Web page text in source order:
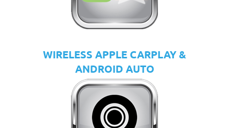
WIRELESS APPLE CARPLAY &
ANDROID AUTO